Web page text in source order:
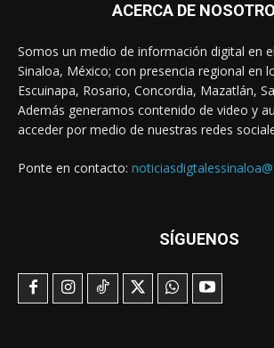
ACERCA DE
Somos un medio de información digital en
Sinaloa, México; con presencia regional en
Escuinapa, Rosario, Concordia, Mazatlán,
Además generamos contenido de video y
acceder por medio de nuestras redes
Ponte en contacto:
SÍGUENOS